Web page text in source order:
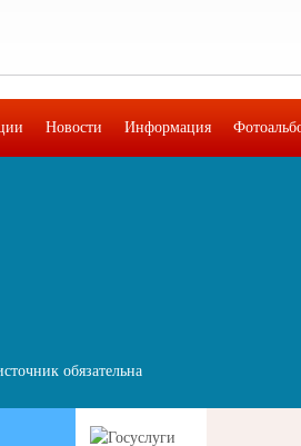
Новости Информация
обязательна